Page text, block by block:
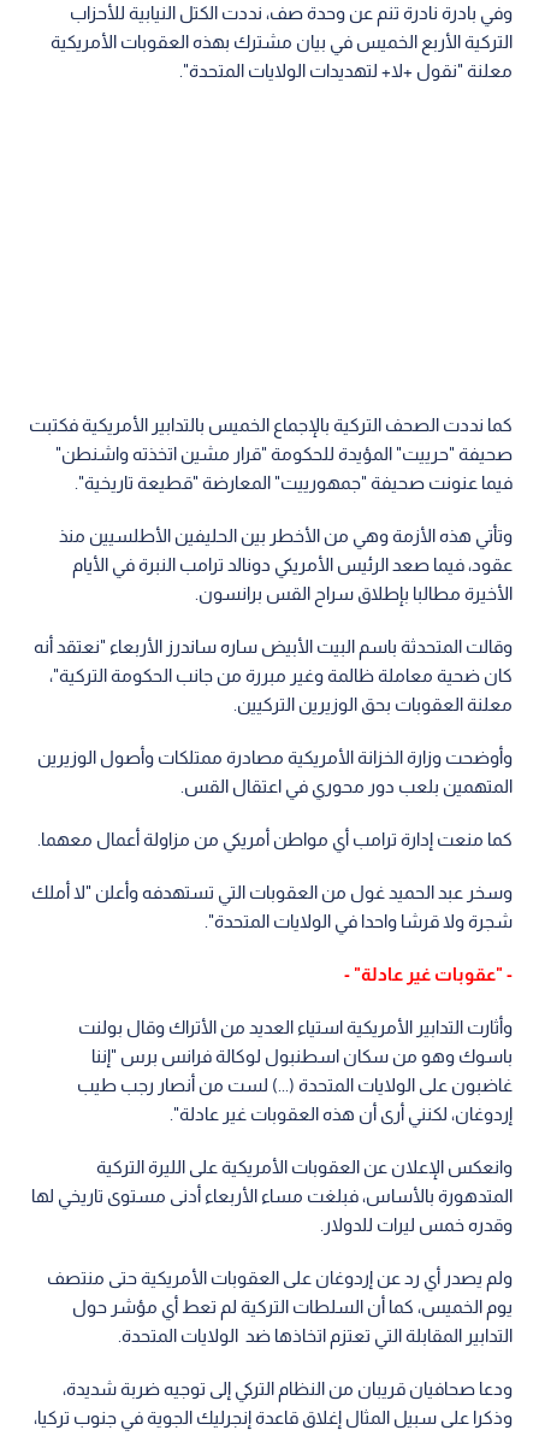
وفي بادرة نادرة تنم عن وحدة صف، نددت الكتل النيابية للأحزاب
التركية الأربع الخميس في بيان مشترك بهذه العقوبات الأمريكية
معلنة "نقول +لا+ لتهديدات الولايات المتحدة".
كما نددت الصحف التركية بالإجماع الخميس بالتدابير الأمريكية فكتبت
صحيفة "حرييت" المؤيدة للحكومة "قرار مشين اتخذته واشنطن"
فيما عنونت صحيفة "جمهورييت" المعارضة "قطيعة تاريخية".
وتأتي هذه الأزمة وهي من الأخطر بين الحليفين الأطلسيين منذ
عقود، فيما صعد الرئيس الأمريكي دونالد ترامب النبرة في الأيام
الأخيرة مطالبا بإطلاق سراح القس برانسون.
وقالت المتحدثة باسم البيت الأبيض ساره ساندرز الأربعاء "نعتقد أنه
كان ضحية معاملة ظالمة وغير مبررة من جانب الحكومة التركية"،
معلنة العقوبات بحق الوزيرين التركيين.
وأوضحت وزارة الخزانة الأمريكية مصادرة ممتلكات وأصول الوزيرين
المتهمين بلعب دور محوري في اعتقال القس.
كما منعت إدارة ترامب أي مواطن أمريكي من مزاولة أعمال معهما.
وسخر عبد الحميد غول من العقوبات التي تستهدفه وأعلن "لا أملك
شجرة ولا قرشا واحدا في الولايات المتحدة".
- "عقوبات غير عادلة" -
وأثارت التدابير الأمريكية استياء العديد من الأتراك وقال بولنت
باسوك وهو من سكان اسطنبول لوكالة فرانس برس "إننا
غاضبون على الولايات المتحدة (...) لست من أنصار رجب طيب
إردوغان، لكنني أرى أن هذه العقوبات غير عادلة".
وانعكس الإعلان عن العقوبات الأمريكية على الليرة التركية
المتدهورة بالأساس، فبلغت مساء الأربعاء أدنى مستوى تاريخي لها
وقدره خمس ليرات للدولار.
ولم يصدر أي رد عن إردوغان على العقوبات الأمريكية حتى منتصف
يوم الخميس، كما أن السلطات التركية لم تعط أي مؤشر حول
التدابير المقابلة التي تعتزم اتخاذها ضد الولايات المتحدة.
ودعا صحافيان قريبان من النظام التركي إلى توجيه ضربة شديدة،
وذكرا على سبيل المثال إغلاق قاعدة إنجرليك الجوية في جنوب تركيا،